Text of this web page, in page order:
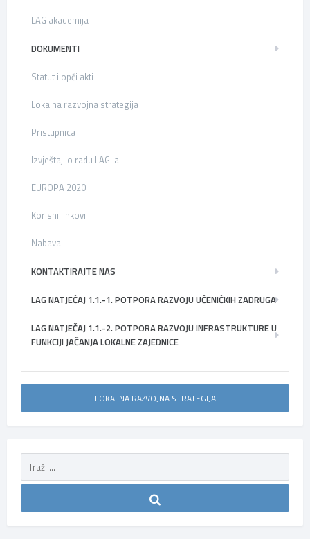
LAG akademija
DOKUMENTI
Statut i opći akti
Lokalna razvojna strategija
Pristupnica
Izvještaji o radu LAG-a
EUROPA 2020
Korisni linkovi
Nabava
KONTAKTIRAJTE NAS
LAG NATJEČAJ 1.1.-1. POTPORA RAZVOJU UČENIČKIH ZADRUGA
LAG NATJEČAJ 1.1.-2. POTPORA RAZVOJU INFRASTRUKTURE U
FUNKCIJI JAČANJA LOKALNE ZAJEDNICE
LOKALNA RAZVOJNA STRATEGIJA